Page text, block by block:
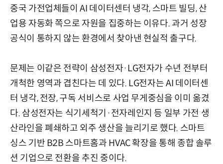
중국 가전업체들이 AI 데이터센터 냉각, 스마트 빌딩, 산
업용 자동화 쪽으로 자원을 집중하는 이유다. 과거 성장
공식이 통하지 않는 환경에서 찾아낸 현실적 출구다.
문제는 이같은 전략이 삼성전자·LG전자가 수년 전부터
개척한 영역과 겹친다는 데 있다. LG전자는 AI 데이터센
터 냉각, 전장, 구독 서비스로 사업 무게중심을 이미 옮겼
다. 삼성전자는 식기세척기·전자레인지 등 일부 가전 생
산라인을 폐쇄하고 외주 생산을 늘리기로 했다. 스마트
싱스 기반 B2B 스마트홈과 HVAC 확장을 통해 종합 솔루
션 기업으로 전환을 추진 중이다.